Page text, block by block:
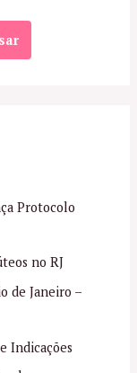
Protocolo
no RJ
de Janeiro –
Indicações